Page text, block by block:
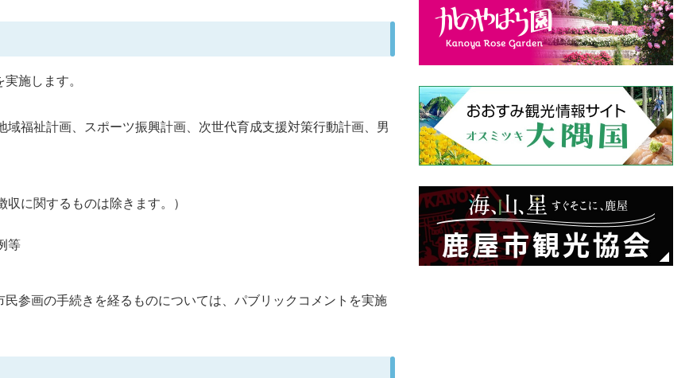
施します。
福祉計画、スポーツ振興計画、次世代育成支援対策行動計画、男
に関するものは除きます。）
等
参画の手続きを経るものについては、パブリックコメントを実施